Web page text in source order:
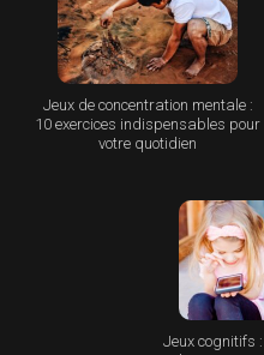
Jeux de concentration mentale :
10 exercices indispensables pour
votre quotidien
Jeux cognitifs